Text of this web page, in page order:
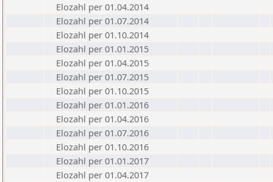
Elozahl per 01.04.2014
Elozahl per 01.07.2014
Elozahl per 01.10.2014
Elozahl per 01.01.2015
Elozahl per 01.04.2015
Elozahl per 01.07.2015
Elozahl per 01.10.2015
Elozahl per 01.01.2016
Elozahl per 01.04.2016
Elozahl per 01.07.2016
Elozahl per 01.10.2016
Elozahl per 01.01.2017
Elozahl per 01.04.2017